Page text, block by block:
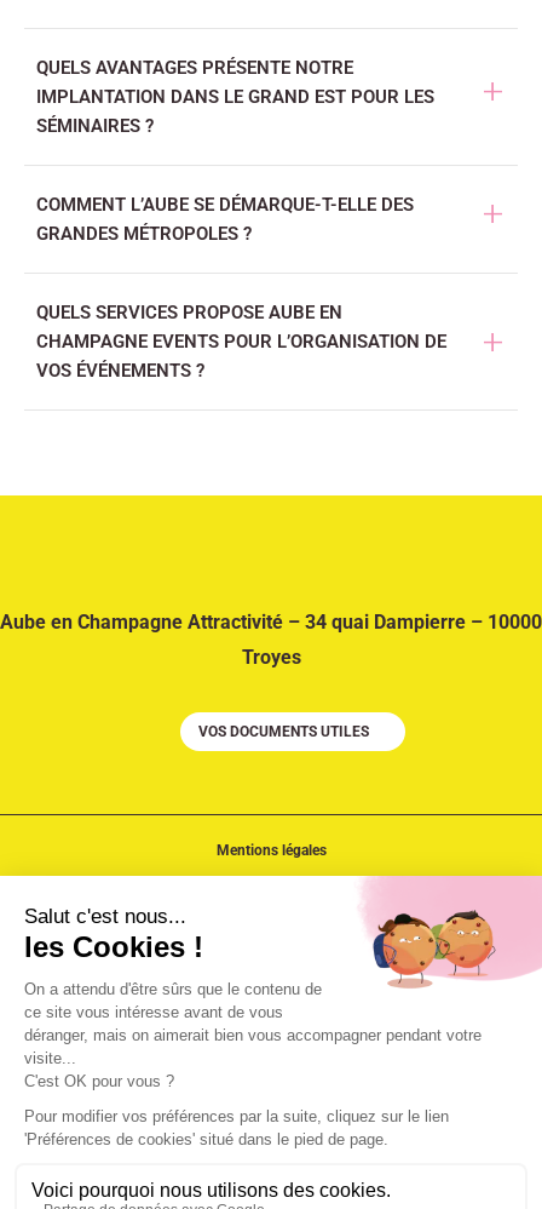
QUELS AVANTAGES PRÉSENTE NOTRE
IMPLANTATION DANS LE GRAND EST POUR LES
SÉMINAIRES ?
dynamisme croissant pour le tourisme d’affaires.
COMMENT L’AUBE SE DÉMARQUE-T-ELLE DES
GRANDES MÉTROPOLES ?
une logistique simplifiée grâce à ses infrastructures modernes.
QUELS SERVICES PROPOSE AUBE EN
CHAMPAGNE EVENTS POUR L’ORGANISATION DE
VOS ÉVÉNEMENTS ?
Aube en Champagne Attractivité – 34 quai Dampierre – 10000
Troyes
VOS DOCUMENTS UTILES
Mentions légales
Cookies
Plan du site
Site réalisé par le
2025 – Aube Champagne Event ©